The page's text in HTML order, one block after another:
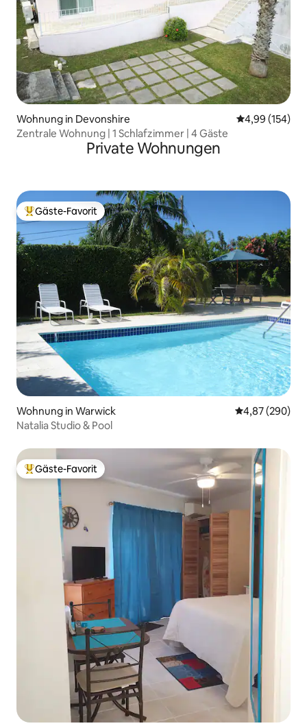
Wohnung in Devonshire
4,99 (154)
Zentrale Wohnung | 1 Schlafzimmer | 4 Gäste
Private Wohnungen
Beliebter Gäste-Favorit.
Gäste-Favorit
Wohnung in Warwick
4,87 (290)
Natalia Studio & Pool
Beliebter Gäste-Favorit.
Gäste-Favorit